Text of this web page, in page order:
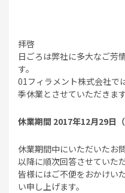
拝啓
日ごろは弊社に多大なご芳
す。
01フィラメント株式会社で
季休業とさせていただきます
休業期間 2017年12月29日
休業期間中にいただいたお
以降に順次回答させていただ
皆様にはご不便をおかけい
い申し上げます。